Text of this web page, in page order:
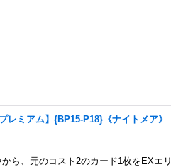
レミアム】{BP15-P18}《ナイトメア》
、元のコスト2のカード1枚をEXエリ